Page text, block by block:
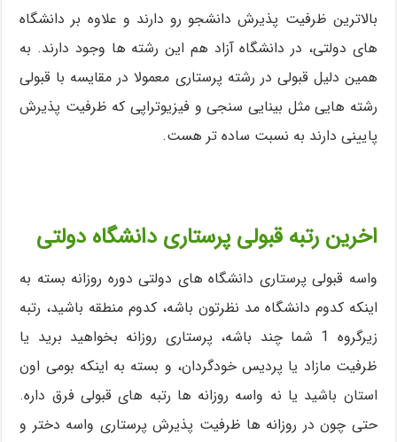
بالاترین ظرفیت پذیرش دانشجو رو دارند و علاوه بر دانشگاه
های دولتی، در دانشگاه آزاد هم این رشته ها وجود دارند. به
همین دلیل قبولی در رشته پرستاری معمولا در مقایسه با قبولی
رشته هایی مثل بینایی سنجی و فیزیوتراپی که ظرفیت پذیرش
پایینی دارند به نسبت ساده تر هست.
اخرین رتبه قبولی پرستاری دانشگاه دولتی
واسه قبولی پرستاری دانشگاه های دولتی دوره روزانه بسته به
اینکه کدوم دانشگاه مد نظرتون باشه، کدوم منطقه باشید، رتبه
زیرگروه 1 شما چند باشه، پرستاری روزانه بخواهید برید یا
ظرفیت مازاد یا پردیس خودگردان، و بسته به اینکه بومی اون
استان باشید یا نه واسه روزانه ها رتبه های قبولی فرق داره.
حتی چون در روزانه ها ظرفیت پذیرش پرستاری واسه دختر و